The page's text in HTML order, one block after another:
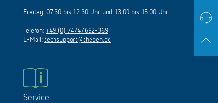
Freitag: 07.30 bis 12.30 Uhr und 13.00 bis 15.00 Uhr
Telefon: +49 (0) 7474/692-369
E-Mail: techsupport@theben.de
Service